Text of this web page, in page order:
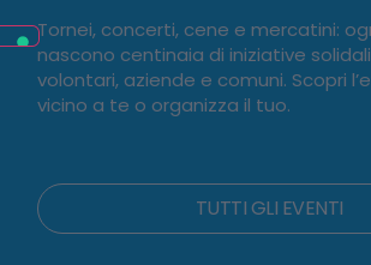
Tornei, concerti, cene e mercatini:
nascono centinaia di iniziative
volontari, aziende e comuni. Scopri
vicino a te o organizza il tuo.
TUTTI GLI EVENTI